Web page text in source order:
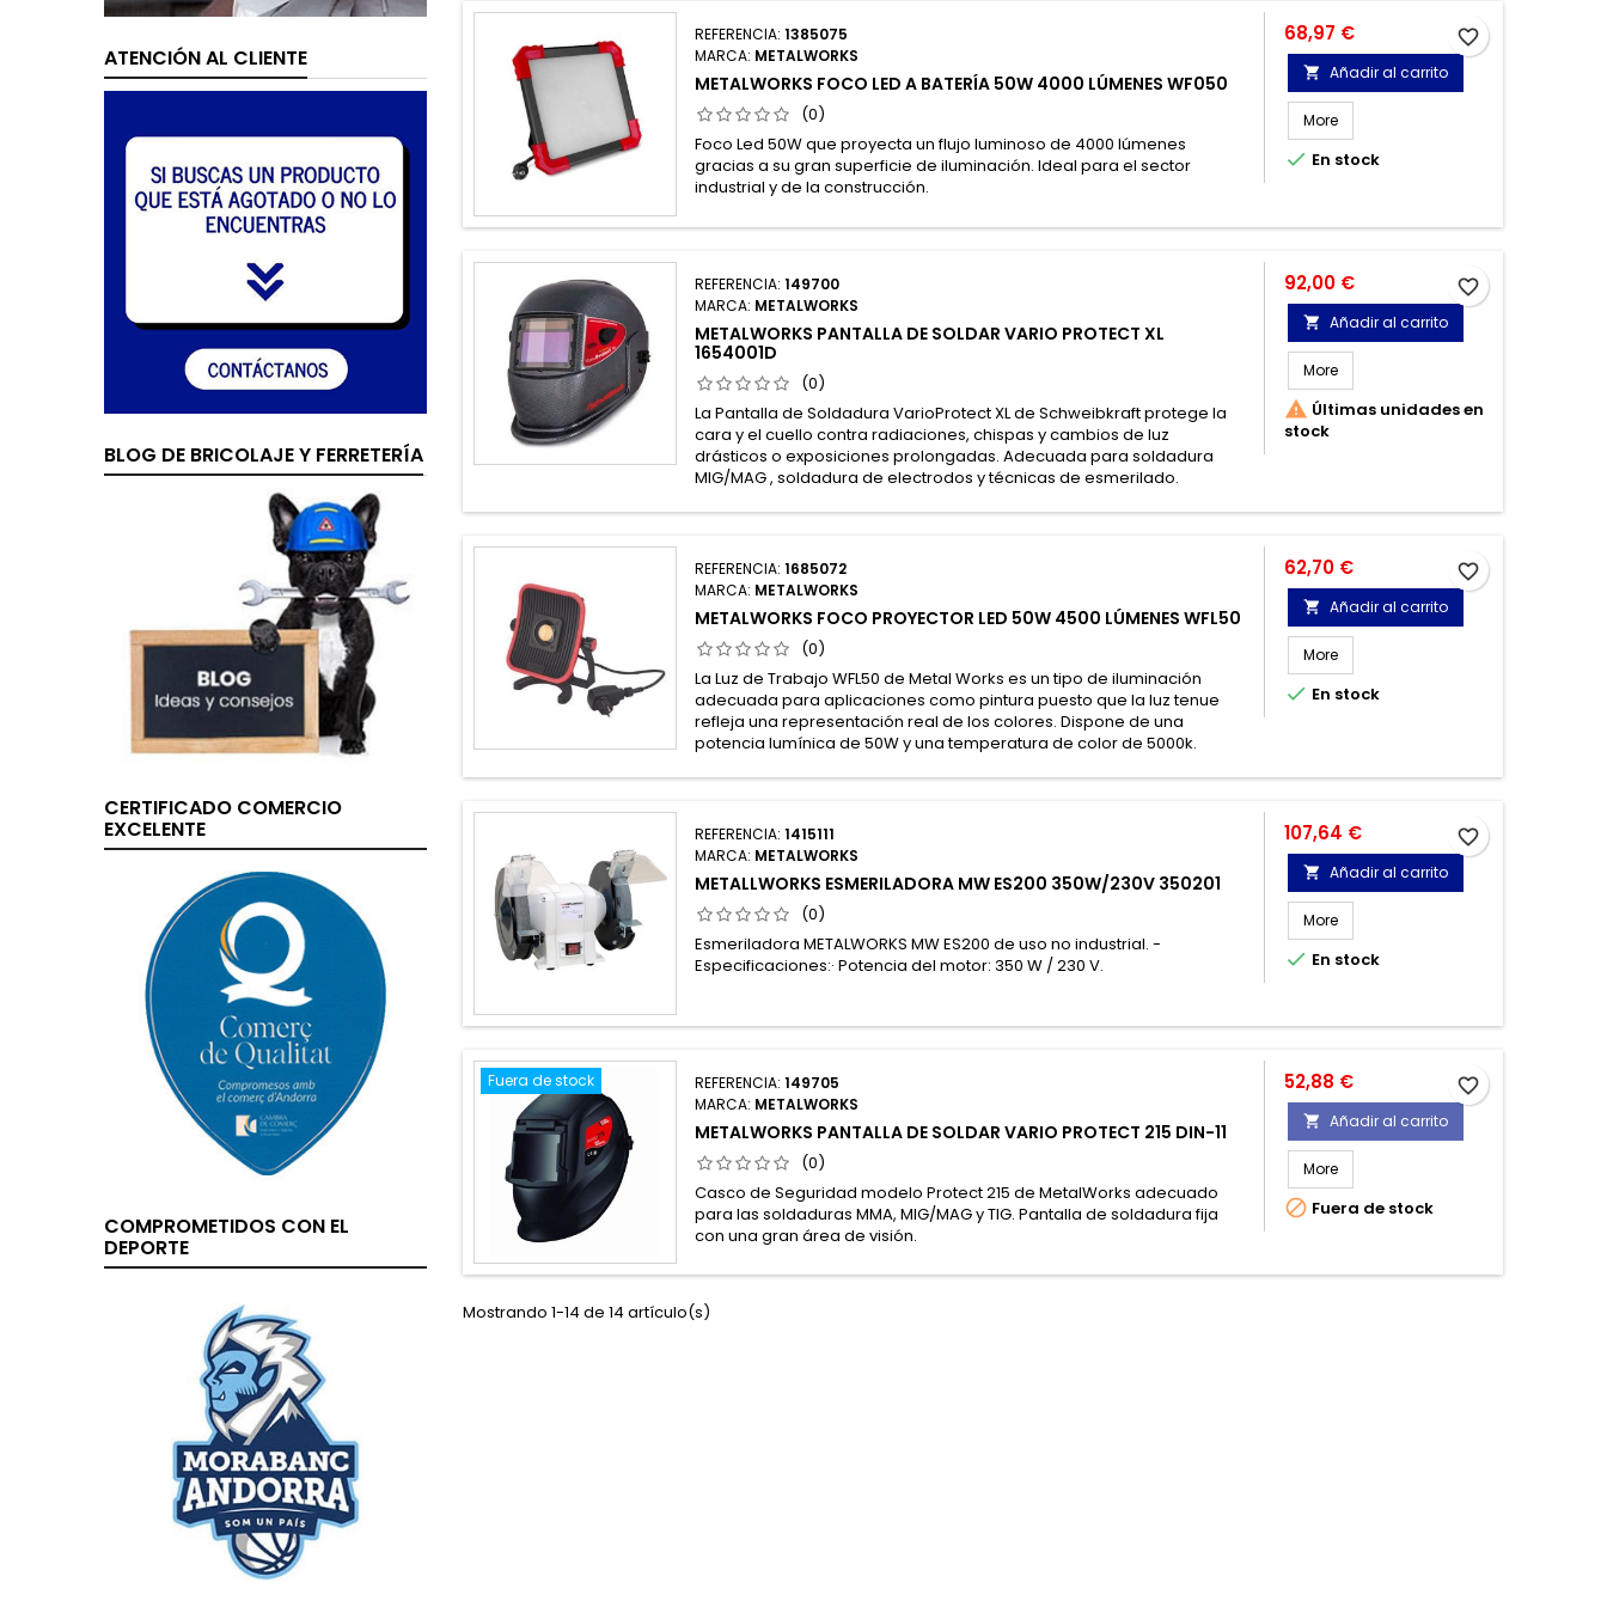
ATENCIÓN AL CLIENTE
BLOG DE BRICOLAJE Y FERRETERÍA
CERTIFICADO COMERCIO
EXCELENTE
COMPROMETIDOS CON EL
DEPORTE
REFERENCIA:1385075
MARCA: METALWORKS
METALWORKS FOCO LED A BATERÍA 50W 4000 LÚMENES WF050
(0)
Foco Led 50W que proyecta un flujo luminoso de 4000 lúmenes
gracias a su gran superficie de iluminación. Ideal para el sector
industrial y de la construcción.
Precio
68,97 €
 Añadir al carrito
More
 En stock
favorite_border
REFERENCIA:149700
MARCA: METALWORKS
METALWORKS PANTALLA DE SOLDAR VARIO PROTECT XL
1654001D
(0)
La Pantalla de Soldadura VarioProtect XL de Schweibkraft protege la
cara y el cuello contra radiaciones, chispas y cambios de luz
drásticos o exposiciones prolongadas. Adecuada para soldadura
MIG/MAG , soldadura de electrodos y técnicas de esmerilado.
Precio
92,00 €
 Añadir al carrito
More
 Últimas unidades en
stock
favorite_border
REFERENCIA:1685072
MARCA: METALWORKS
METALWORKS FOCO PROYECTOR LED 50W 4500 LÚMENES WFL50
(0)
La Luz de Trabajo WFL50 de Metal Works es un tipo de iluminación
adecuada para aplicaciones como pintura puesto que la luz tenue
refleja una representación real de los colores. Dispone de una
potencia lumínica de 50W y una temperatura de color de 5000k.
Precio
62,70 €
 Añadir al carrito
More
 En stock
favorite_border
REFERENCIA:1415111
MARCA: METALWORKS
METALLWORKS ESMERILADORA MW ES200 350W/230V 350201
(0)
Esmeriladora METALWORKS MW ES200 de uso no industrial. -
Especificaciones:· Potencia del motor: 350 W / 230 V.
Precio
107,64 €
 Añadir al carrito
More
 En stock
favorite_border
Fuera de stock REFERENCIA:149705
MARCA: METALWORKS
METALWORKS PANTALLA DE SOLDAR VARIO PROTECT 215 DIN-11
(0)
Casco de Seguridad modelo Protect 215 de MetalWorks adecuado
para las soldaduras MMA, MIG/MAG y TIG. Pantalla de soldadura fija
con una gran área de visión.
Precio
52,88 €
 Añadir al carrito
More
 Fuera de stock
favorite_border
Mostrando 1-14 de 14 artículo(s)